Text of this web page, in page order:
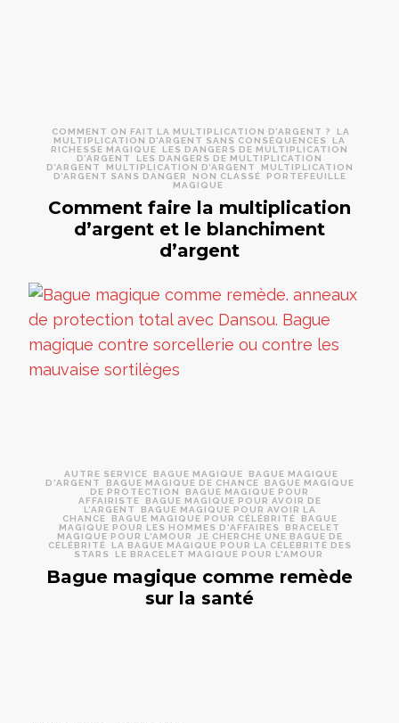
COMMENT ON FAIT LA MULTIPLICATION D’ARGENT ?
LA
MULTIPLICATION D’ARGENT SANS CONSÉQUENCES
LA
RICHESSE MAGIQUE
LES DANGERS DE MULTIPLICATION
D’ARGENT
LES DANGERS DE MULTIPLICATION
D’ARGENT
MULTIPLICATION D’ARGENT
MULTIPLICATION
D’ARGENT SANS DANGER
NON CLASSÉ
PORTEFEUILLE
MAGIQUE
Comment faire la multiplication
d’argent et le blanchiment
d’argent
AUTRE SERVICE BAGUE MAGIQUE
BAGUE MAGIQUE
D'ARGENT
BAGUE MAGIQUE DE CHANCE
BAGUE MAGIQUE
DE PROTECTION
BAGUE MAGIQUE POUR
AFFAIRISTE
BAGUE MAGIQUE POUR AVOIR DE
L’ARGENT
BAGUE MAGIQUE POUR AVOIR LA
CHANCE
BAGUE MAGIQUE POUR CÉLÉBRITÉ
BAGUE
MAGIQUE POUR LES HOMMES D'AFFAIRES
BRACELET
MAGIQUE POUR L'AMOUR
JE CHERCHE UNE BAGUE DE
CÉLÉBRITÉ
LA BAGUE MAGIQUE POUR LA CÉLÉBRITÉ DES
STARS
LE BRACELET MAGIQUE POUR L'AMOUR
Bague magique comme remède
sur la santé